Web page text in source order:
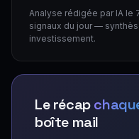
Analyse rédigée par IA le
signaux du jour —
investissement.
Le récap
boîte mail